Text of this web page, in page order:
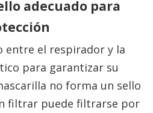
adecuado para
entre el respirador y la
para garantizar su
no forma un sello
filtrar puede filtrarse por